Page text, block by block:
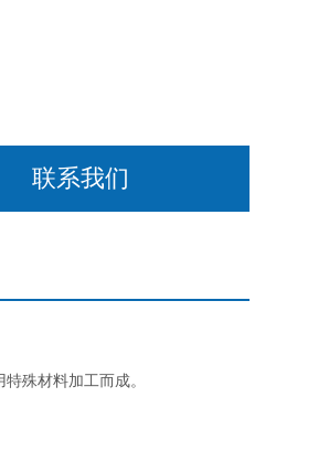
联系我们
殊材料加工而成。